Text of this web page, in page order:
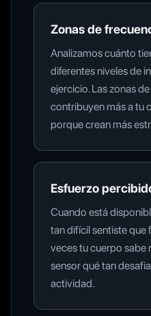
Zonas de
Analizamos cuánto
diferentes niveles de
ejercicio. Las zonas
contribuyen más a tu
porque crean más
Esfuerzo
Cuando está
tan difícil sentiste que
veces tu cuerpo sabe
sensor qué tan
actividad.